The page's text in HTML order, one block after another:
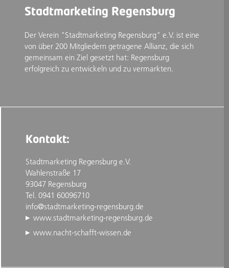
Stadtmarketing Regensburg
Der Verein "Stadtmarketing Regensburg" e.V. ist eine
von über 200 Mitgliedern getragene Allianz, die sich
gemeinsam ein Ziel gesetzt hat: Regensburg
erfolgreich zu entwickeln und zu vermarkten.
Kontakt:
Stadtmarketing Regensburg e.V.
Wahlenstraße 17
93047 Regensburg
Tel. 0941 60096710
info@stadtmarketing-regensburg.de
www.stadtmarketing-regensburg.de
www.nacht-schafft-wissen.de